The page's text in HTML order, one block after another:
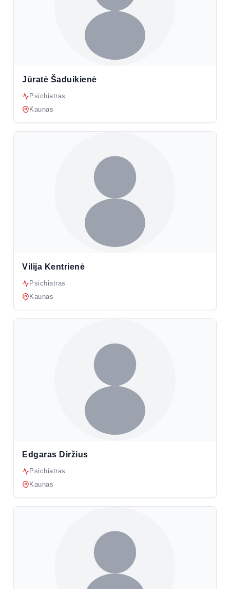
Jūratė Šaduikienė
Psichiatras
Kaunas
Vilija Kentrienė
Psichiatras
Kaunas
Edgaras Diržius
Psichiatras
Kaunas